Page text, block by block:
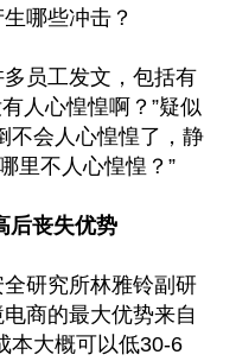
哪些冲击？
员工发文，包括有
人心惶惶啊？”疑似
不会人心惶惶了，静
里不人心惶惶？”
后丧失优势
研究所林雅铃副研
商的最大优势来自
本大概可以低30-6